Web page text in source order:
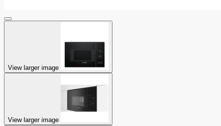
View larger image
View larger image